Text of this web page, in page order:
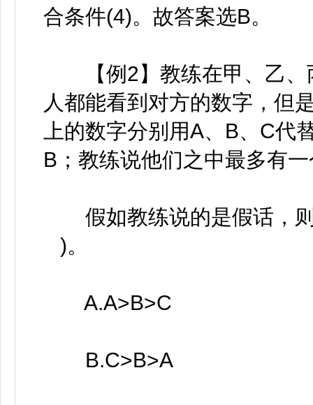
合条件(4)。故答案选B。
【例2】教练在甲、乙、
人都能看到对方的数字，但
上的数字分别用A、B、C代
B；教练说他们之中最多有
假如教练说的是假话，则
)。
A.A>B>C
B.C>B>A